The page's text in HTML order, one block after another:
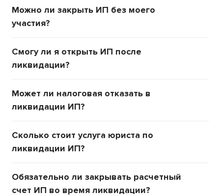
Можно ли закрыть ИП без моего
участия?
Смогу ли я открыть ИП после
ликвидации?
Может ли налоговая отказать в
ликвидации ИП?
Сколько стоит услуга юриста по
ликвидации ИП?
Обязательно ли закрывать расчетный
счет ИП во время ликвидации?